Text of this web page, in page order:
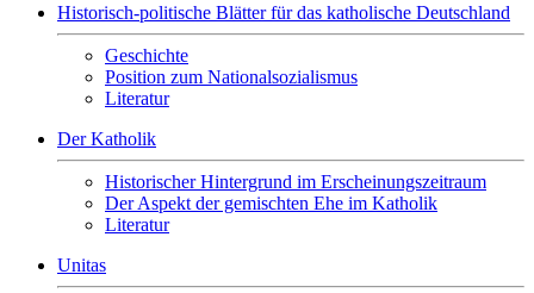
Historisch-politische Blätter für das katholische Deutschland
Geschichte
Position zum Nationalsozialismus
Literatur
Der Katholik
Historischer Hintergrund im Erscheinungszeitraum
Der Aspekt der gemischten Ehe im Katholik
Literatur
Unitas